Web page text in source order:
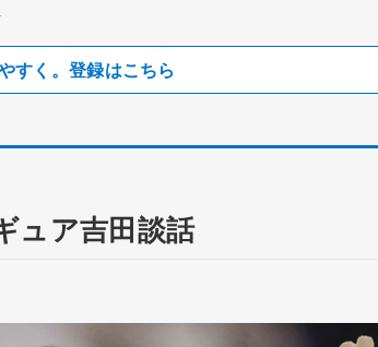
すく。登録はこちら
ュア吉田談話